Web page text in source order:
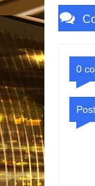
0